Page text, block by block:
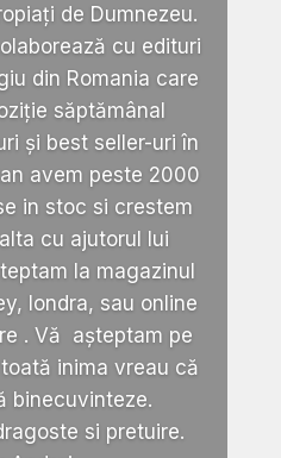
de Dumnezeu.
cu edituri
din Romania care
săptămânal
și best seller-uri în
avem peste 2000
in stoc si crestem
cu ajutorul lui
la magazinul
londra, sau online
. Vă așteptam pe
inima vreau că
binecuvinteze.
si pretuire.